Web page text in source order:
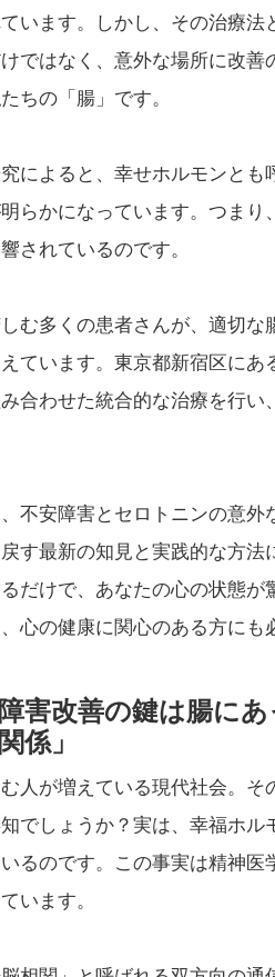
います。しかし、その治療
ではなく、意外な場所に改
ちの「腸」です。
によると、幸せホルモンと
らかになっています。つま
されているのです。
む多くの患者さんが、適切
ています。東京都新宿区に
合わせた統合的な治療を行
不安障害とセロトニンの意
す最新の知見と実践的な方
だけで、あなたの心の状態
心の健康に関心のある方にも
害改善の鍵は腸に
係」
人が増えている現代社会。
でしょうか？実は、幸福ホ
るのです。この事実は精神
います。